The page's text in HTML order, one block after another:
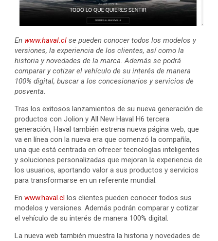
En www.haval.cl se pueden conocer todos los modelos y
versiones, la experiencia de los clientes, así como la
historia y novedades de la marca. Además se podrá
comparar y cotizar el vehículo de su interés de manera
100% digital, buscar a los concesionarios y servicios de
posventa.
Tras los exitosos lanzamientos de su nueva generación de
productos con Jolion y All New Haval H6 tercera
generación, Haval también estrena nueva página web, que
va en línea con la nueva era que comenzó la compañía,
una que está centrada en ofrecer tecnologías inteligentes
y soluciones personalizadas que mejoran la experiencia de
los usuarios, aportando valor a sus productos y servicios
para transformarse en un referente mundial.
En www.haval.cl los clientes pueden conocer todos sus
modelos y versiones. Además podrán comparar y cotizar
el vehículo de su interés de manera 100% digital.
La nueva web también muestra la historia y novedades de